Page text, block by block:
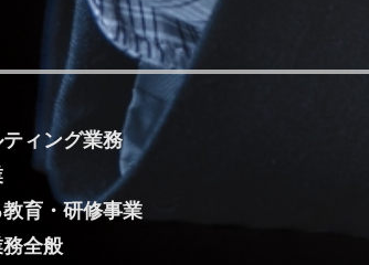
ィング業務
育・研修事業
全般